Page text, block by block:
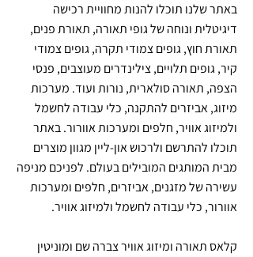
באתר שלנו תוכלו להנות מחוויית רכישה
דיגיטלית ונוחה של גופי תאורה, תאורת פנים,
תאורת חוץ, גופים צמודי תקרה, גופים צמודי
קיר, גופים תלויים, צילינדרים מעוצבים, פנסי
הצפה, תאורה סולארית, נורות ועוד. מערכות
מיזוג, אביזרים להתקנה, כלי עבודה לחשמל
ולמיזוג אוויר, חלפים ומערכות אוורור. באתר
תוכלו להתרשם ולרכוש און-ליין מגוון מוצרים
מבית המותגים המובילים בעולם. לפניכם מניפה
עשירה של מזגנים, אביזרים, חלפים ומערכות
אוורור, כלי עבודה לחשמל ולמיזוג אוויר.
קלאס תאורה ומיזוג אוויר צברה שם ומוניטין